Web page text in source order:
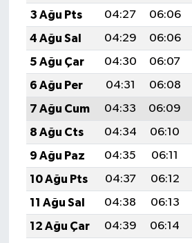
3 Ağu Pts
04:27 06:06
4 Ağu Sal
04:29 06:06
5 Ağu Çar
04:30 06:07
6 Ağu Per
04:31 06:08
7 Ağu Cum
04:33 06:09
8 Ağu Cts
04:34 06:10
9 Ağu Paz
04:35 06:11
10 Ağu Pts
04:37 06:12
11 Ağu Sal
04:38 06:13
12 Ağu Çar
04:39 06:14